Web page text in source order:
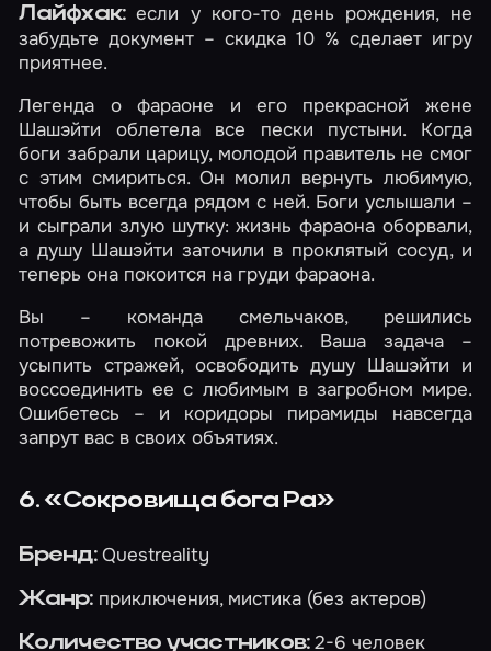
Лайфхак:если у кого-то день рождения, не
забудьте документ – скидка 10 % сделает игру
приятнее.
Легенда о фараоне и его прекрасной жене
Шашэйти облетела все пески пустыни. Когда
боги забрали царицу, молодой правитель не смог
с этим смириться. Он молил вернуть любимую,
чтобы быть всегда рядом с ней. Боги услышали –
и сыграли злую шутку: жизнь фараона оборвали,
а душу Шашэйти заточили в проклятый сосуд, и
теперь она покоится на груди фараона.
Вы – команда смельчаков, решились
потревожить покой древних. Ваша задача –
усыпить стражей, освободить душу Шашэйти и
воссоединить ее с любимым в загробном мире.
Ошибетесь – и коридоры пирамиды навсегда
запрут вас в своих объятиях.
6. «Сокровища бога Ра»
Бренд:Questreality
Жанр:приключения, мистика (без актеров)
Количество участников:2-6 человек